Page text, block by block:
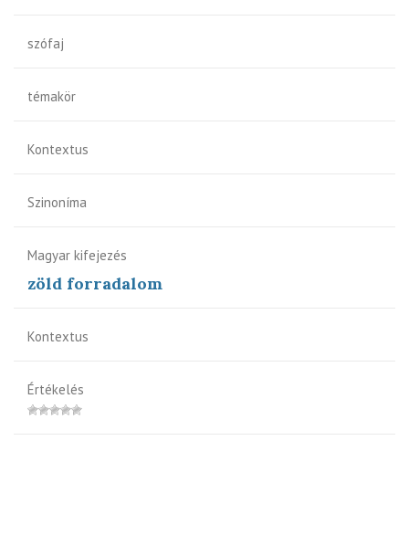
szófaj
témakör
Kontextus
Szinoníma
Magyar kifejezés
zöld forradalom
Kontextus
Értékelés